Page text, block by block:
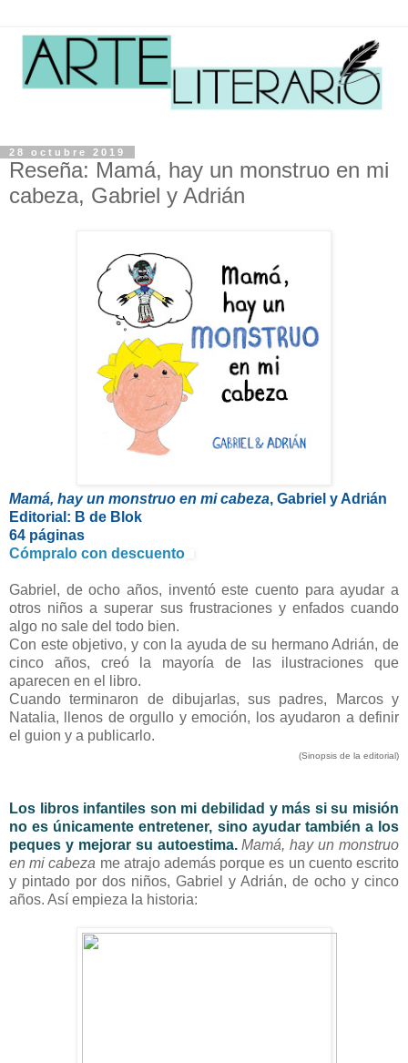
28 octubre 2019
Reseña: Mamá, hay un monstruo en mi
cabeza, Gabriel y Adrián
Mamá, hay un monstruo en mi cabeza, Gabriel y Adrián
Editorial: B de Blok
64 páginas
Cómpralo con descuento
Gabriel, de ocho años, inventó este cuento para ayudar a
otros niños a superar sus frustraciones y enfados cuando
algo no sale del todo bien.
Con este objetivo, y con la ayuda de su hermano Adrián, de
cinco años, creó la mayoría de las ilustraciones que
aparecen en el libro.
Cuando terminaron de dibujarlas, sus padres, Marcos y
Natalia, llenos de orgullo y emoción, los ayudaron a definir
el guion y a publicarlo.
(Sinopsis de la editorial)
Los libros infantiles son mi debilidad y más si su misión
no es únicamente entretener, sino ayudar también a los
peques y mejorar su autoestima.Mamá, hay un monstruo
en mi cabeza me atrajo además porque es un cuento escrito
y pintado por dos niños, Gabriel y Adrián, de ocho y cinco
años. Así empieza la historia: